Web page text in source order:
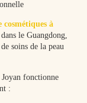
à
le Guangdong,
soins de la peau
Joyan fonctionne
: